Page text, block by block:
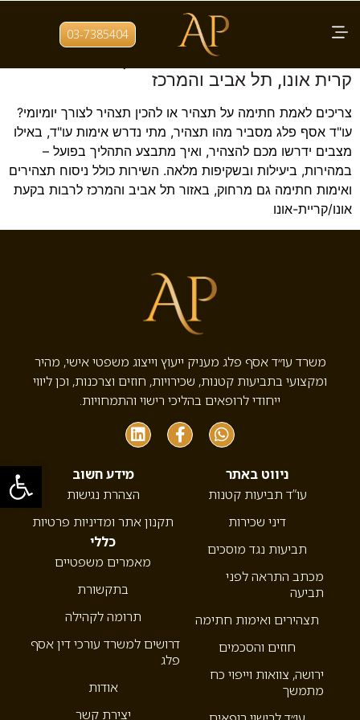
פתח
03-7385404 תגית: עורך דין קריית אונו
אימות חתימה וניסוח תצהירים | עו"ד אסף פלג
קרית אונו, תל אביב והמרכז
צריכים לאמת חתימה על תצהיר או להכין תצהיר לצורך יומיומי?
עו"ד אסף פלג מסביר מהו תצהיר, מתי נדרש אימות עו"ד, באילו
מצבים ידרשו מכם להצהיר, ואיך מתבצע התהליך בפועל –
במהירות, ביעילות ובשקיפות מלאה. השירות כולל ניסוח תצהירים
ואימות חתימה גם מרחוק, באזור תל אביב והמרכז לרבות בקעת
אונו/קריית-אונו
משרד עו״ד אסף פלג מעניק ייעוץ וייצוג משפטי אישי, מהיר
ומקצועי בתביעות קטנות, שכירויות, חוזים וצרכנות, וכן ליווי
ייחודי לרופאים בהליכי רישוי והתמחויות.
ניווט באתר
עו”ד תביעות קטנות
דיני שכירות
תביעות נגד מוסכים
מכתב התראה לפני
תביעה
תצהירים ואימות חתימה
חוזים והסכמים
ירושה, צוואות וייפוי כח
מתמשך
מידע חשוב
הצהרת נגישות
תקנון אתר ומדיניות פרטיות
כללי
מאמרים משפטיים
בתקשורת
תרומה לקהילה
דרושים למשרד עורכי דין אסף
פלג
אודות
יצירת קשר